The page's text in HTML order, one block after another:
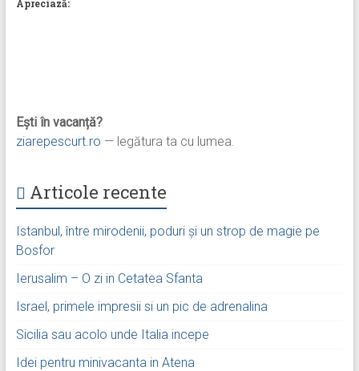
Apreciază:
Ești în vacanță?
ziarepescurt.ro — legătura ta cu lumea.
Articole recente
Istanbul, între mirodenii, poduri și un strop de magie pe
Bosfor
Ierusalim – O zi in Cetatea Sfanta
Israel, primele impresii si un pic de adrenalina
Sicilia sau acolo unde Italia incepe
Idei pentru minivacanta in Atena